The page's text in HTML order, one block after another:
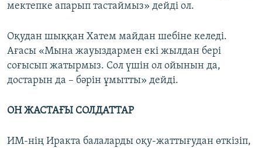
мектепке апарып тастаймыз» дейді ол.
Оқудан шыққан Хатем майдан шебіне келеді.
Ағасы «Мына жауыздармен екі жылдан бері
соғысып жатырмыз. Сол үшін ол ойынын да,
достарын да – бәрін ұмытты» дейді.
ОН ЖАСТАҒЫ СОЛДАТТАР
ИМ-нің Иракта балаларды оқу-жаттығудан өткізіп,